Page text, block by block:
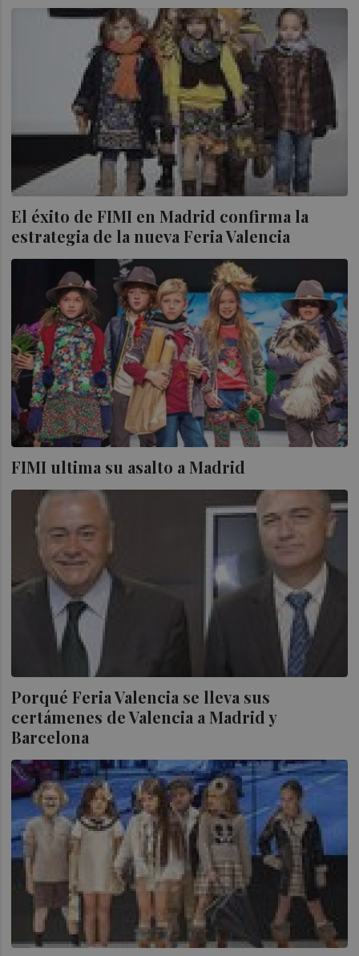
El éxito de FIMI en Madrid confirma la
estrategia de la nueva Feria Valencia
FIMI ultima su asalto a Madrid
Porqué Feria Valencia se lleva sus
certámenes de Valencia a Madrid y
Barcelona